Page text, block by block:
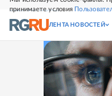
принимаете условия
СВЕЖИЙ НОМЕР
ЛЕНТА НОВОСТЕЙ